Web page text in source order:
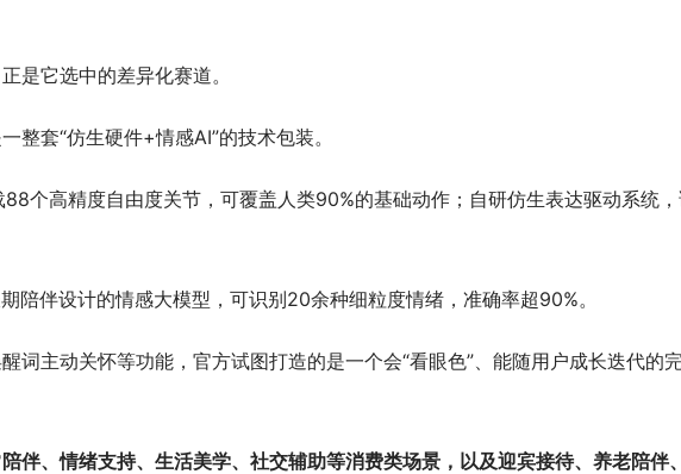
是它选中的差异化赛道。
整套“仿生硬件+情感AI”的技术包装。
个高精度自由度关节，可覆盖人类90%的基础动作；自研仿生表达驱动系统
陪伴设计的情感大模型，可识别20余种细粒度情绪，准确率超90%。
词主动关怀等功能，官方试图打造的是一个会“看眼色”、能随用户成长迭代的
伴、情绪支持、生活美学、社交辅助等消费类场景，以及迎宾接待、养老陪伴